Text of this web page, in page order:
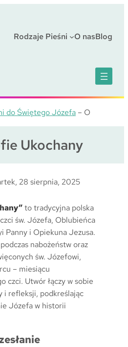
Rodzaje Pieśni O nasBlog
do Świętego Józefa – O
Ukochany
28 sierpnia, 2025
to tradycyjna polska
św. Józefa, Oblubieńca
Panny i Opiekuna Jezusa.
nabożeństw oraz
św. Józefowi,
– miesiącu
czci. Utwór łączy w sobie
i refleksji, podkreślając
Józefa w historii